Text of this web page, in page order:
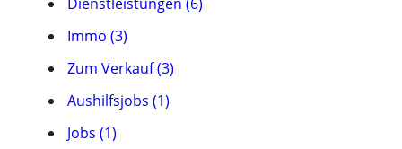
Immo (3)
Zum Verkauf (3)
Aushilfsjobs (1)
Jobs (1)